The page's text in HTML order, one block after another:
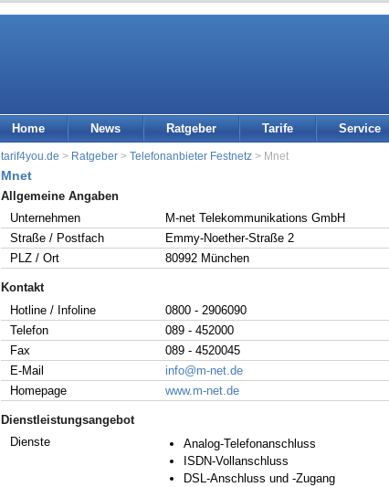
Home News Ratgeber Tarife Service
tarif4you.de > Ratgeber > Telefonanbieter Festnetz > Mnet
Mnet
Allgemeine Angaben
Unternehmen
M-net Telekommunikations GmbH
Straße / Postfach
Emmy-Noether-Straße 2
PLZ / Ort
80992 München
Kontakt
Hotline / Infoline
0800 - 2906090
Telefon
089 - 452000
Fax
089 - 4520045
E-Mail
info@m-net.de
Homepage
www.m-net.de
Dienstleistungsangebot
Dienste
Analog-Telefonanschluss
ISDN-Vollanschluss
DSL-Anschluss und -Zugang